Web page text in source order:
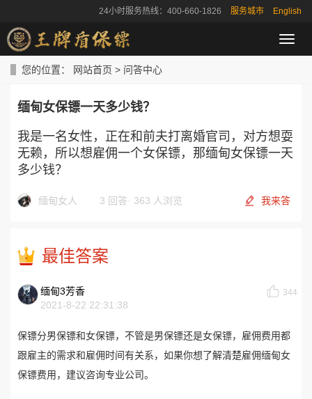
24小时服务热线：400-660-1826 服务城市 English
导
航
您的位置： 网站首页 > 问答中心
缅甸女保镖一天多少钱？
我是一名女性，正在和前夫打离婚官司，对方想耍
无赖，所以想雇佣一个女保镖，那缅甸女保镖一天
多少钱？
缅甸女人 3 回答· 363 人浏览 我来答
最佳答案
缅甸3芳香
2021-8-22 22:31:38
344
保镖分男保镖和女保镖，不管是男保镖还是女保镖，雇佣费用都
跟雇主的需求和雇佣时间有关系，如果你想了解清楚雇佣缅甸女
保镖费用，建议咨询专业公司。